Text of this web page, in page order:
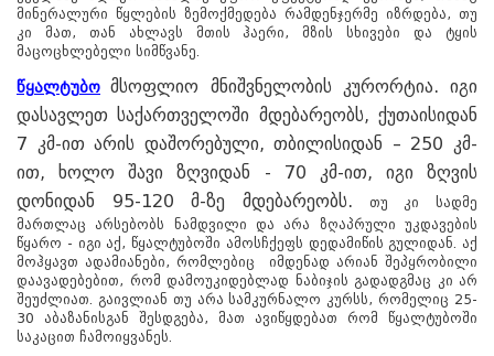
მინერალური წყლების ზემოქმედება რამდენჯერმე იზრდება, თუ
კი მათ, თან ახლავს მთის ჰაერი, მზის სხივები და ტყის
მაცოცხლებელი სიმწვანე.
წყალტუბო მსოფლიო მნიშვნელობის კურორტია. იგი
დასავლეთ საქართველოში მდებარეობს, ქუთაისიდან
7 კმ-ით არის დაშორებული, თბილისიდან – 250 კმ-
ით, ხოლო შავი ზღვიდან - 70 კმ-ით, იგი ზღვის
დონიდან 95-120 მ-ზე მდებარეობს.
თუ კი სადმე
მართლაც არსებობს ნამდვილი და არა ზღაპრული უკდავების
წყარო - იგი აქ, წყალტუბოში ამოსჩქეფს დედამიწის გულიდან. აქ
მოჰყავთ ადამიანები, რომლებიც იმდენად არიან შეპყრობილი
დაავადებებით, რომ დამოუკიდებლად ნაბიჯის გადადგმაც კი არ
შეუძლიათ. გაივლიან თუ არა სამკურნალო კურსს, რომელიც 25-
30 აბაზანისგან შესდგება, მათ ავიწყდებათ რომ წყალტუბოში
საკაცით ჩამოიყვანეს.